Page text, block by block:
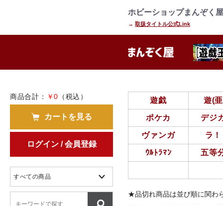
ホビーショップまんぞく
→ 取扱タイトル公式Link
商品合計： ￥0 （税込）
カートを見る
ログイン / 会員登録
遊戯 遊(亜
ポケカ デジ
ヴァンガ ラ！
ｳﾙﾄﾗﾏﾝ 五等
★品切れ商品は並び順に関わ